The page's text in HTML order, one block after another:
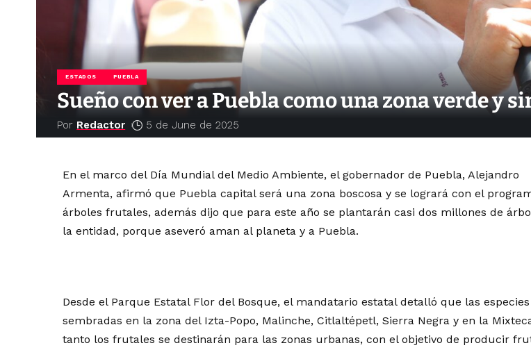
ESTADOS PUEBLA
Sueño con ver a Puebla como una zona verde y
Por Redactor 5 de June de 2025
En el marco del Día Mundial del Medio Ambiente, el gobernador de Puebla, Alejandro
Armenta, afirmó que Puebla capital será una zona boscosa y se logrará con el
árboles frutales, además dijo que para este año se plantarán casi dos millones de
la entidad, porque aseveró aman al planeta y a Puebla.
Desde el Parque Estatal Flor del Bosque, el mandatario estatal detalló que las
sembradas en la zona del Izta-Popo, Malinche, Citlaltépetl, Sierra Negra y en la
tanto los frutales se destinarán para las zonas urbanas, con el objetivo de producir